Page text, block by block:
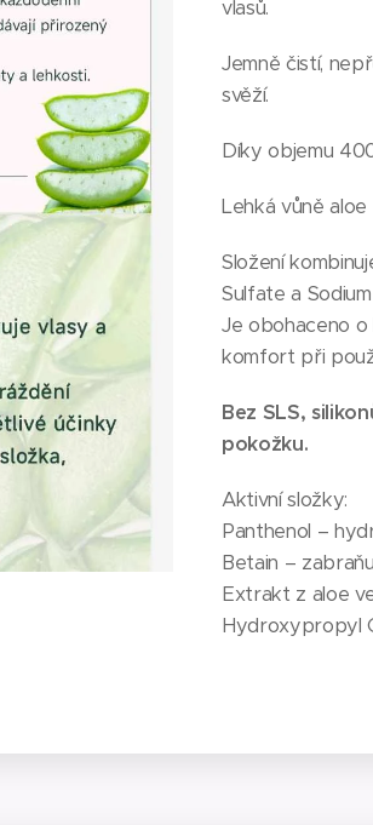
vlasů.
Jemně čistí,
svěží.
Díky objemu
Lehká vůně
Složení
Sulfate a
Je obohaceno o
komfort při
Bez SLS,
pokožku.
Aktivní složky:
Panthenol –
Betain –
Extrakt z aloe
Hydroxypropyl